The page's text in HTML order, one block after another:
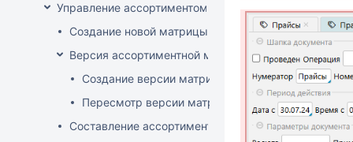
Управление ассортиментом магазинов
Создание новой матрицы
Версия ассортиментной матрицы
Создание версии матрицы
Пересмотр версии матрицы
Составление ассортимента магазина